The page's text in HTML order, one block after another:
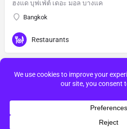
ฮงแด บุฟเฟ่ต์ เดอะ มอล บางแค
Bangkok
Restaurants